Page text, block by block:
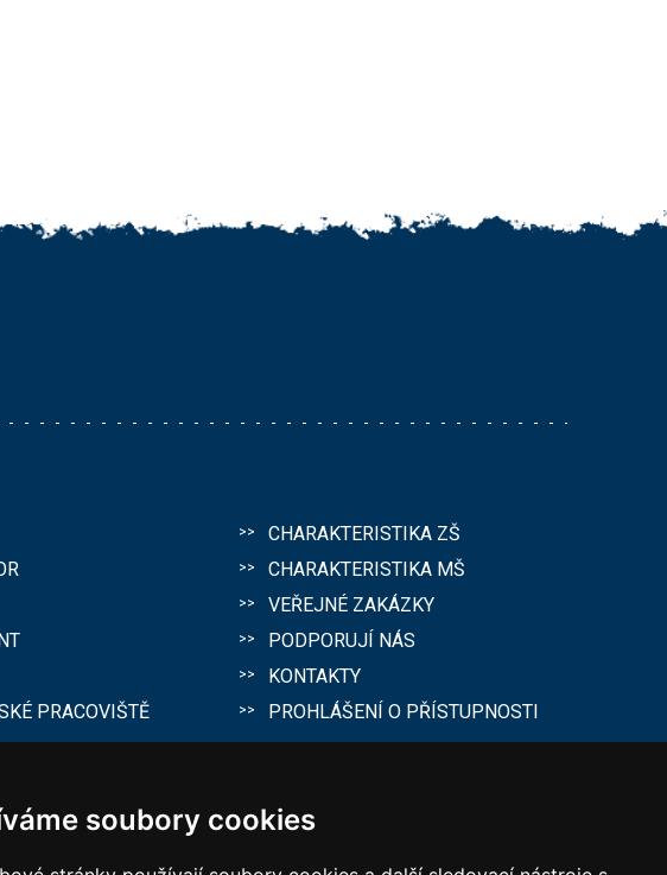
soubory cookies
PRACOVIŠTĚ
CHARAKTERISTIKA ZŠ
CHARAKTERISTIKA MŠ
VEŘEJNÉ ZAKÁZKY
PODPORUJÍ NÁS
KONTAKTY
PROHLÁŠENÍ O PŘÍSTUPNOSTI